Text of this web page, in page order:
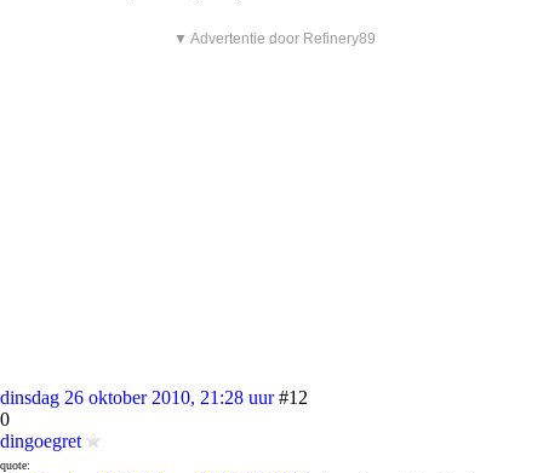
▼ Advertentie door Refinery89
dinsdag 26 oktober 2010, 21:28 uur #12
0
dingoegret
quote: